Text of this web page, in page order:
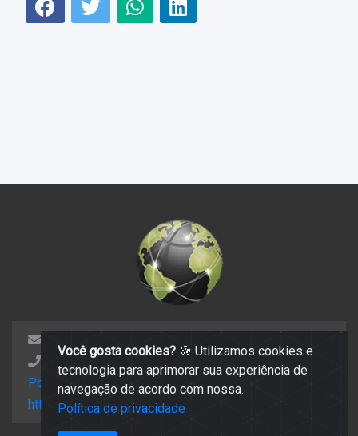
(65) 99806 1775
Política de privacidade
https://mail.hostinger.com/old
Você gosta cookies? 🍪 Utilizamos cookies e
tecnologia para aprimorar sua experiência de
navegação de acordo com nossa.
Política de privacidade